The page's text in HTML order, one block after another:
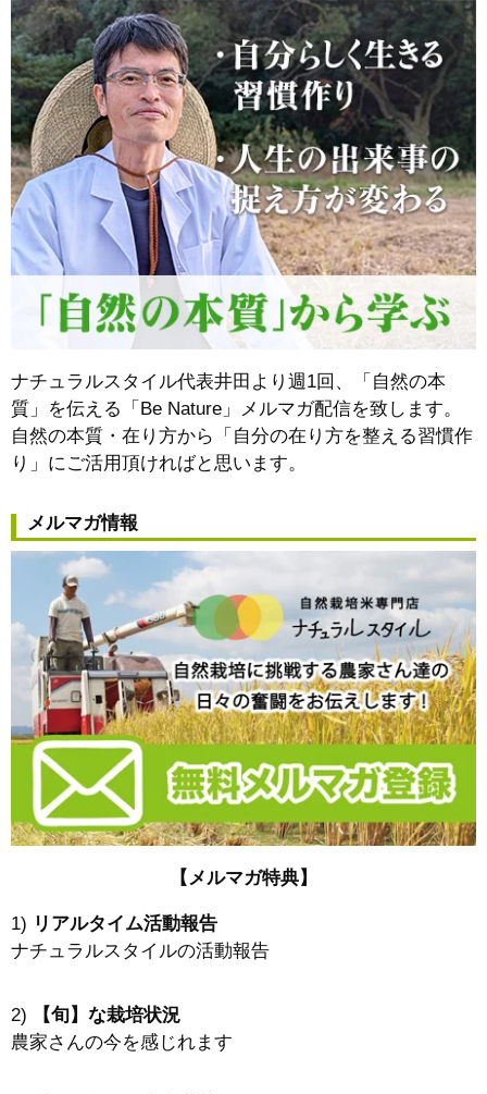
ナチュラルスタイル代表井田より週1回、「自然の本
質」を伝える「Be Nature」メルマガ配信を致します。
自然の本質・在り方から
「自分の在り方を整える習慣作
り」 にご活用頂ければと思います。
メルマガ情報
【メルマガ特典】
1) リアルタイム活動報告
ナチュラルスタイルの活動報告
2)
【旬】な栽培状況
農家さんの今を感じれます